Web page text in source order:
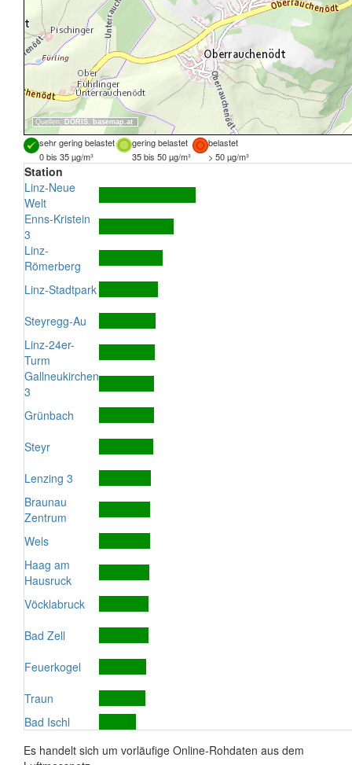
Quellen: DORIS, basemap.at
sehr gering belastet gering belastet
belastet
0 bis 35 µg/m³
35 bis 50 µg/m³ > 50 µg/m³
Station
Linz-Neue
Welt
Enns-Kristein
3
Linz-
Römerberg
Linz-Stadtpark
Steyregg-Au
Linz-24er-
Turm
Gallneukirchen
3
Grünbach
Steyr
Lenzing 3
Braunau
Zentrum
Wels
Haag am
Hausruck
Vöcklabruck
Bad Zell
Feuerkogel
Traun
Bad Ischl
Es handelt sich um vorläufige Online-Rohdaten aus dem